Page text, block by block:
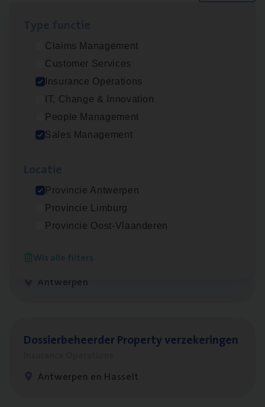
Claims Management
Customer Services
Insurance Operations
IT, Change & Innovation
People Management
Sales Management
Provincie Antwerpen
Provincie Limburg
Provincie Oost-Vlaanderen
Wis alle filters
Insu­ran­ce Bro­ker Trans­port
Antwerpen
Insu­ran­ce Bro­kerKMO
Dos­sier­be­heer­der ver­ze­ke­rin­gen — Soci­al
Insurance Operations
Antwerpen
Dos­sier­be­heer­der Pro­per­ty verzekeringen
Antwerpen en Hasselt